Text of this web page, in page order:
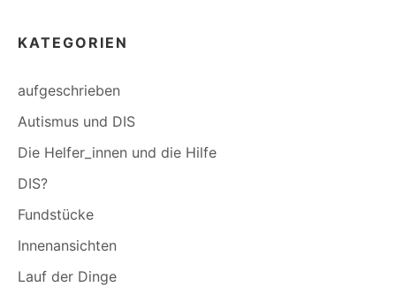
KATEGORIEN
aufgeschrieben
Autismus und DIS
Die Helfer_innen und die Hilfe
DIS?
Fundstücke
Innenansichten
Lauf der Dinge